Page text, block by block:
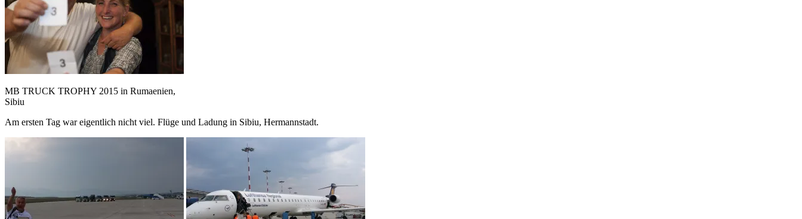
MB TRUCK TROPHY 2015 in Rumaenien,
Sibiu
Am ersten Tag war eigentlich nicht viel. Flüge und Ladung in Sibiu, Hermannstadt.